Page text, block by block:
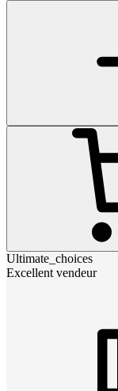
Ultimate_choices
Excellent vendeur